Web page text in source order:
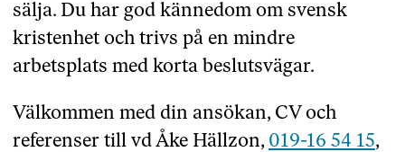
sälja. Du har god kännedom om svensk
kristenhet och trivs på en mindre
arbetsplats med korta beslutsvägar.
Välkommen med din ansökan, CV och
referenser till vd Åke Hällzon, 019-16 54 15,